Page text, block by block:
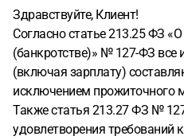
Здравствуйте, Клиент!
Согласно статье 213.25 ФЗ «О
(банкротстве)» № 127-ФЗ
(включая зарплату)
исключением прожиточного
Также статья 213.27 ФЗ №
удовлетворения требований